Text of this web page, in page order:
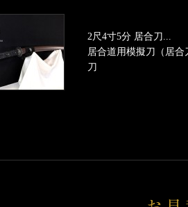
2尺4寸5分 居合刀...
居合道用模擬刀（居合
刀